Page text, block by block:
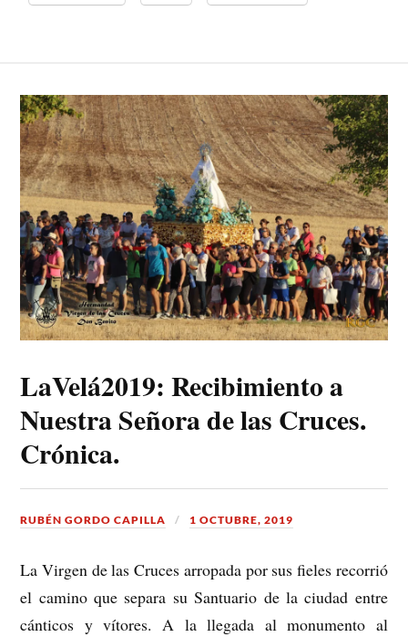
LaVelá2019: Recibimiento a
Nuestra Señora de las Cruces.
Crónica.
RUBÉN GORDO CAPILLA 1 OCTUBRE, 2019
La Virgen de las Cruces arropada por sus fieles recorrió
el camino que separa su Santuario de la ciudad entre
cánticos y vítores. A la llegada al monumento al